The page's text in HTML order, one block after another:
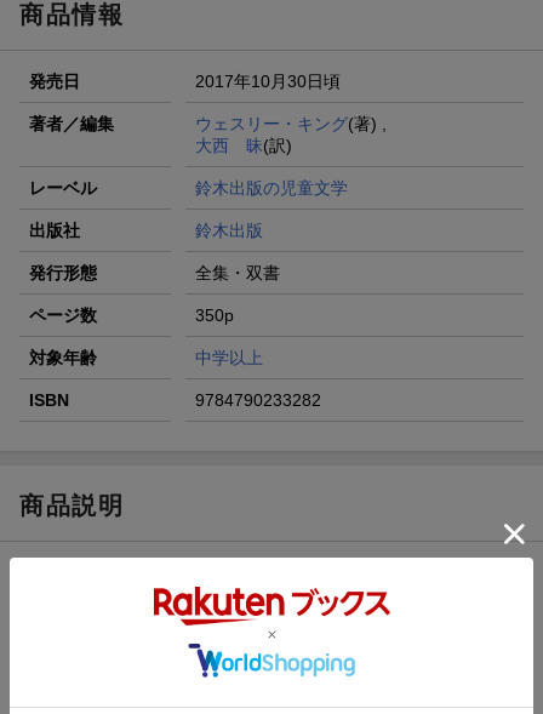
商品情報
発売日 2017年10月30日頃
著者／編集 ウェスリー・キング(著) ,
大西 昧(訳)
レーベル 鈴木出版の児童文学
出版社 鈴木出版
発行形態 全集・双書
ページ数 350p
対象年齢 中学以上
ISBN 9784790233282
商品説明
使ったあとの綿棒そっくりなぼく、ダニエル13歳。アメフトはへ
たすぎて給水係。勉強はできるけど書けない数字がある。寝る前
に「儀式」を2、3時間する。しないと死んじゃうから。ぼくはヘ
ンだ。でも、だれにも言えない。